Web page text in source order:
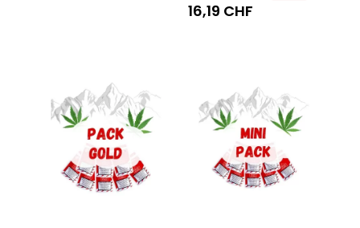
16,19 CHF